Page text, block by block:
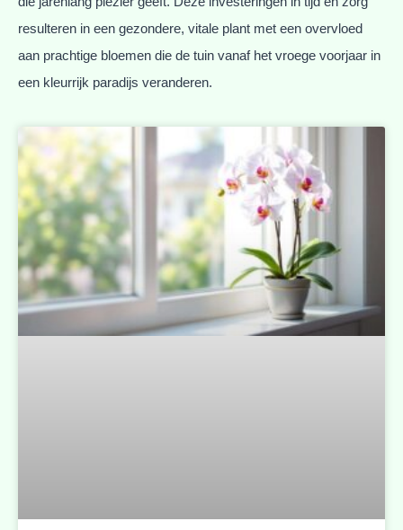
resulteren in een gezondere, vitale plant met een overvloed
aan prachtige bloemen die de tuin vanaf het vroege voorjaar in
een kleurrijk paradijs veranderen.